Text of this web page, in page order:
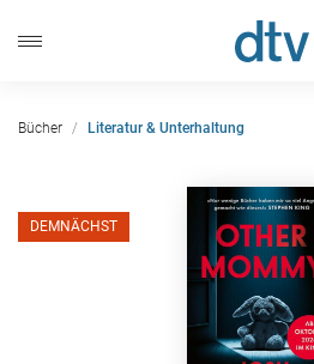
Bücher Literatur & Unterhaltung
DEMNÄCHST